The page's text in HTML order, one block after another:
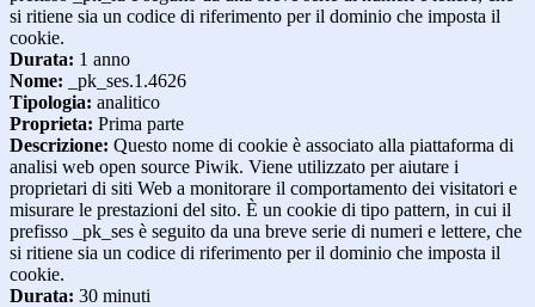
si ritiene sia un codice di riferimento per il dominio che imposta il
cookie.
Durata: 1 anno
Nome: _pk_ses.1.4626
Tipologia: analitico
Proprieta: Prima parte
Descrizione: Questo nome di cookie è associato alla piattaforma di
analisi web open source Piwik. Viene utilizzato per aiutare i
proprietari di siti Web a monitorare il comportamento dei visitatori e
misurare le prestazioni del sito. È un cookie di tipo pattern, in cui il
prefisso _pk_ses è seguito da una breve serie di numeri e lettere, che
si ritiene sia un codice di riferimento per il dominio che imposta il
cookie.
Durata: 30 minuti